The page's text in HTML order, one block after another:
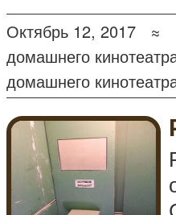
Октябрь 12, 2017 ≈
домашнего
домашнего